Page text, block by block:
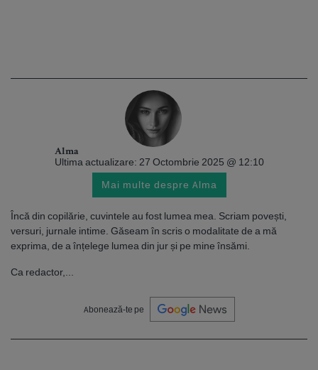
Alma
Ultima actualizare: 27 Octombrie 2025 @ 12:10
Mai multe despre Alma
Încă din copilărie, cuvintele au fost lumea mea. Scriam povești,
versuri, jurnale intime. Găseam în scris o modalitate de a mă
exprima, de a înțelege lumea din jur și pe mine însămi.
Ca redactor,...
Abonează-te pe